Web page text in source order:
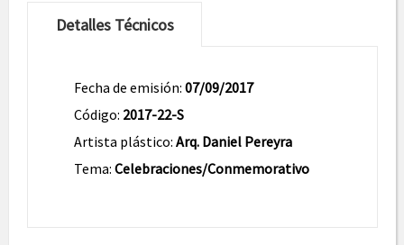
Detalles Técnicos
Fecha de emisión: 07/09/2017
Código: 2017-22-S
Artista plástico: Arq. Daniel Pereyra
Tema: Celebraciones/Conmemorativo